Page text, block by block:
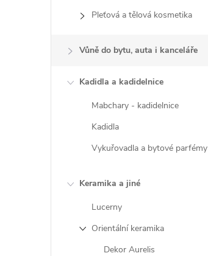
Pleťová a tělová kosmetika
Vůně do bytu, auta i kanceláře
Kadidla a kadidelnice
Mabchary - kadidelnice
Kadidla
Vykuřovadla a bytové parfémy
Keramika a jiné
Lucerny
Orientální keramika
Dekor Aurelis